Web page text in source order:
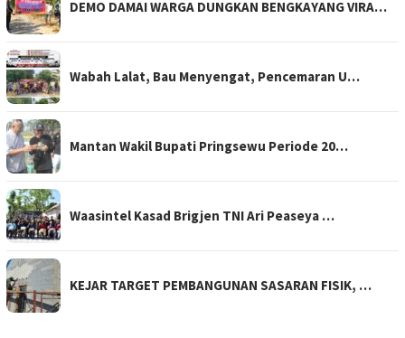
DEMO DAMAI WARGA DUNGKAN BENGKAYANG VIRA…
Wabah Lalat, Bau Menyengat, Pencemaran U…
Mantan Wakil Bupati Pringsewu Periode 20…
Waasintel Kasad Brigjen TNI Ari Peaseya …
KEJAR TARGET PEMBANGUNAN SASARAN FISIK, …